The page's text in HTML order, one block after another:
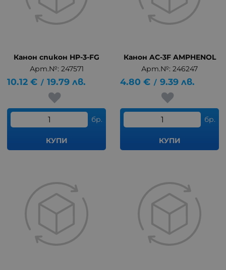
Канон спикон HP-3-FG
Арт.№: 247571
10.12 € / 19.79 лв.
бр.
КУПИ
Канон AC-3F AMPHENOL
Арт.№: 246247
4.80 € / 9.39 лв.
бр.
КУПИ